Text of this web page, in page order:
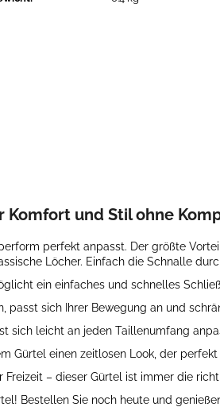
und Stil ohne
perfekt anpasst. Der größte
Löcher. Einfach die Schnalle
ein einfaches und schnelles
sich Ihrer Bewegung an und
sich leicht an jeden Taillenumfang
Gürtel einen zeitlosen Look, der perfekt
– dieser Gürtel ist immer die
Bestellen Sie noch heute und
GALANTE